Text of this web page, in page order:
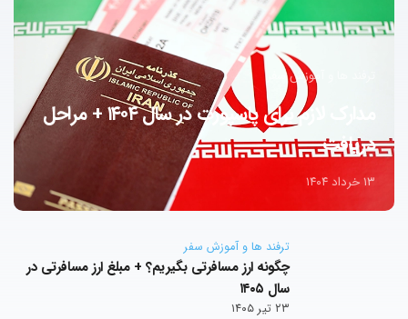
ترفند ها و آموزش سفر
مدارک لازم برای پاسپورت در سال ۱۴۰۴ + مراحل
دریافت
۱۳ خرداد ۱۴۰۴
ترفند ها و آموزش سفر
چگونه ارز مسافرتی بگیریم؟ + مبلغ ارز مسافرتی در
سال ۱۴۰۵
۲۳ تیر ۱۴۰۵